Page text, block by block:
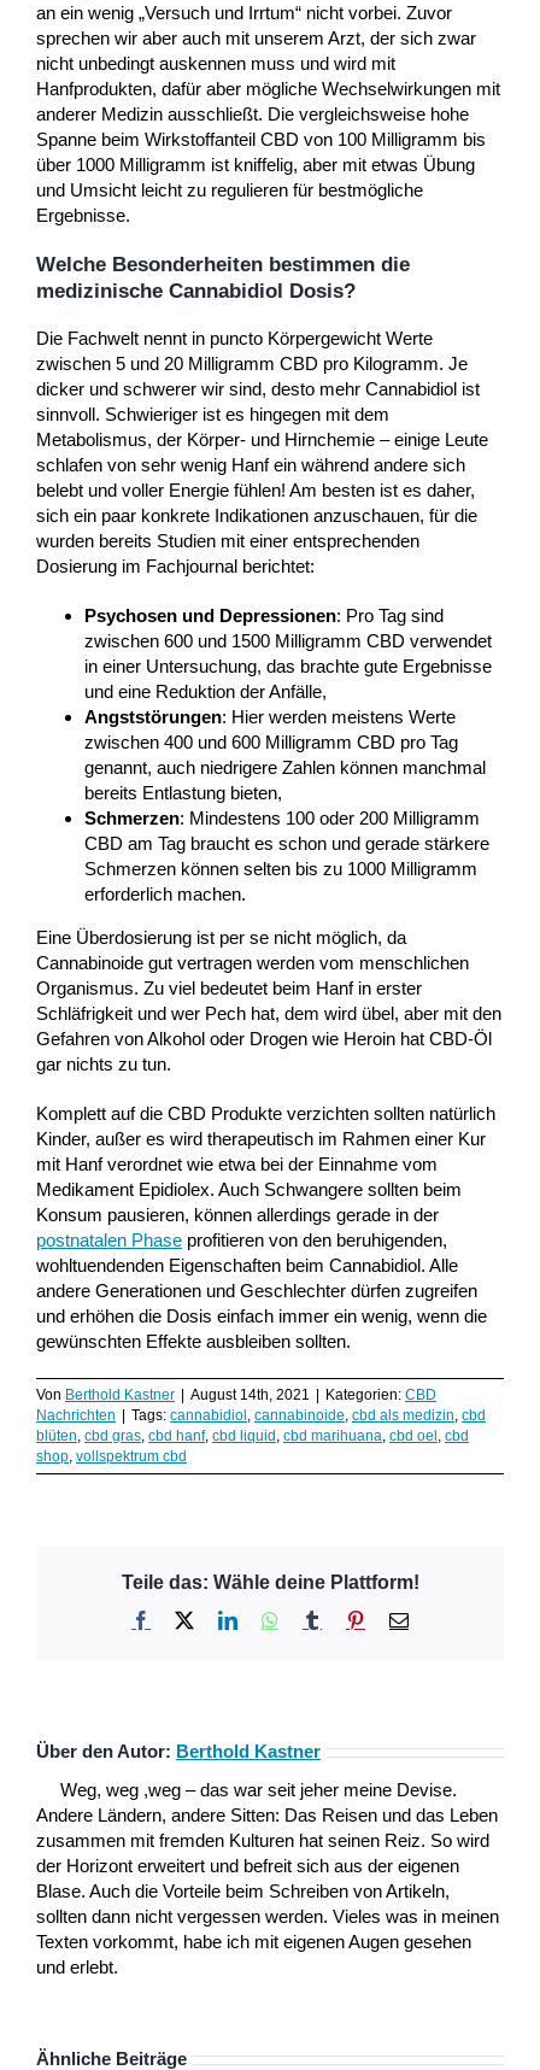
an ein wenig „Versuch und Irrtum“ nicht vorbei. Zuvor
sprechen wir aber auch mit unserem Arzt, der sich zwar
nicht unbedingt auskennen muss und wird mit
Hanfprodukten, dafür aber mögliche Wechselwirkungen mit
anderer Medizin ausschließt. Die vergleichsweise hohe
Spanne beim Wirkstoffanteil CBD von 100 Milligramm bis
über 1000 Milligramm ist kniffelig, aber mit etwas Übung
und Umsicht leicht zu regulieren für bestmögliche
Ergebnisse.
Welche Besonderheiten bestimmen die
medizinische Cannabidiol Dosis?
Die Fachwelt nennt in puncto Körpergewicht Werte
zwischen 5 und 20 Milligramm CBD pro Kilogramm. Je
dicker und schwerer wir sind, desto mehr Cannabidiol ist
sinnvoll. Schwieriger ist es hingegen mit dem
Metabolismus, der Körper- und Hirnchemie – einige Leute
schlafen von sehr wenig Hanf ein während andere sich
belebt und voller Energie fühlen! Am besten ist es daher,
sich ein paar konkrete Indikationen anzuschauen, für die
wurden bereits Studien mit einer entsprechenden
Dosierung im Fachjournal berichtet:
Psychosen und Depressionen: Pro Tag sind
zwischen 600 und 1500 Milligramm CBD verwendet
in einer Untersuchung, das brachte gute Ergebnisse
und eine Reduktion der Anfälle,
Angststörungen: Hier werden meistens Werte
zwischen 400 und 600 Milligramm CBD pro Tag
genannt, auch niedrigere Zahlen können manchmal
bereits Entlastung bieten,
Schmerzen: Mindestens 100 oder 200 Milligramm
CBD am Tag braucht es schon und gerade stärkere
Schmerzen können selten bis zu 1000 Milligramm
erforderlich machen.
Eine Überdosierung ist per se nicht möglich, da
Cannabinoide gut vertragen werden vom menschlichen
Organismus. Zu viel bedeutet beim Hanf in erster
Schläfrigkeit und wer Pech hat, dem wird übel, aber mit den
Gefahren von Alkohol oder Drogen wie Heroin hat CBD-Öl
gar nichts zu tun.
Komplett auf die CBD Produkte verzichten sollten natürlich
Kinder, außer es wird therapeutisch im Rahmen einer Kur
mit Hanf verordnet wie etwa bei der Einnahme vom
Medikament Epidiolex. Auch Schwangere sollten beim
Konsum pausieren, können allerdings gerade in der
postnatalen Phase profitieren von den beruhigenden,
wohltuendenden Eigenschaften beim Cannabidiol. Alle
andere Generationen und Geschlechter dürfen zugreifen
und erhöhen die Dosis einfach immer ein wenig, wenn die
gewünschten Effekte ausbleiben sollten.
Von Berthold Kastner | August 14th, 2021 | Kategorien: CBD
Nachrichten | Tags: cannabidiol, cannabinoide, cbd als medizin, cbd
blüten, cbd gras, cbd hanf, cbd liquid, cbd marihuana, cbd oel, cbd
shop, vollspektrum cbd
Teile das: Wähle deine Plattform!
Facebook LinkedInWhatsApp
Tumblr Pinterest
E-
Über den Autor: Berthold Kastner
Weg, weg ,weg – das war seit jeher meine Devise.
Andere Ländern, andere Sitten: Das Reisen und das Leben
zusammen mit fremden Kulturen hat seinen Reiz. So wird
der Horizont erweitert und befreit sich aus der eigenen
Blase. Auch die Vorteile beim Schreiben von Artikeln,
sollten dann nicht vergessen werden. Vieles was in meinen
Texten vorkommt, habe ich mit eigenen Augen gesehen
und erlebt.
Ähnliche Beiträge